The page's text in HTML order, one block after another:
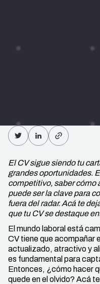
El CV sigue siendo tu
grandes oportunidades.
competitivo, saber cómo
puede ser la clave para
fuera del radar. Acá te
que tu CV se destaque
El mundo laboral está
CV tiene que acompañar
actualizado, atractivo y
es fundamental para
Entonces, ¿cómo hacer
quede en el olvido? Acá